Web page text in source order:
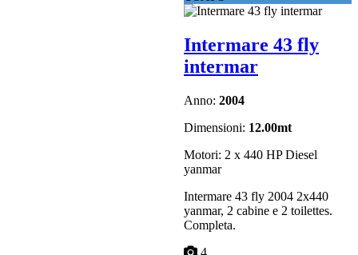
Intermare 43 fly
intermar
Anno: 2004
Dimensioni: 12.00mt
Motori: 2 x 440 HP Diesel
yanmar
Intermare 43 fly 2004 2x440
yanmar, 2 cabine e 2 toilettes.
Completa.
4